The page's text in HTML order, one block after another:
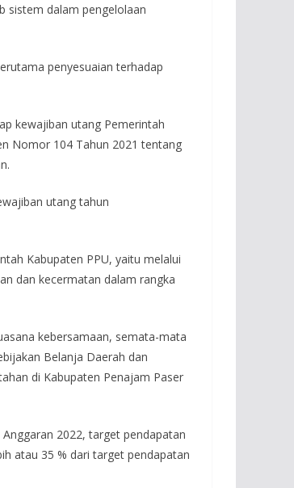
sistem dalam pengelolaan
penyesuaian terhadap
kewajiban utang Pemerintah
Nomor 104 Tahun 2021 tentang
utang tahun
Kabupaten PPU, yaitu melalui
dan kecermatan dalam rangka
kebersamaan, semata-mata
Belanja Daerah dan
di Kabupaten Penajam Paser
2022, target pendapatan
atau 35 % dari target pendapatan